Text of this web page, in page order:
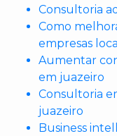
Consultoria
Como
empresas
Aumentar
em juazeiro
Consultoria
juazeiro
Business